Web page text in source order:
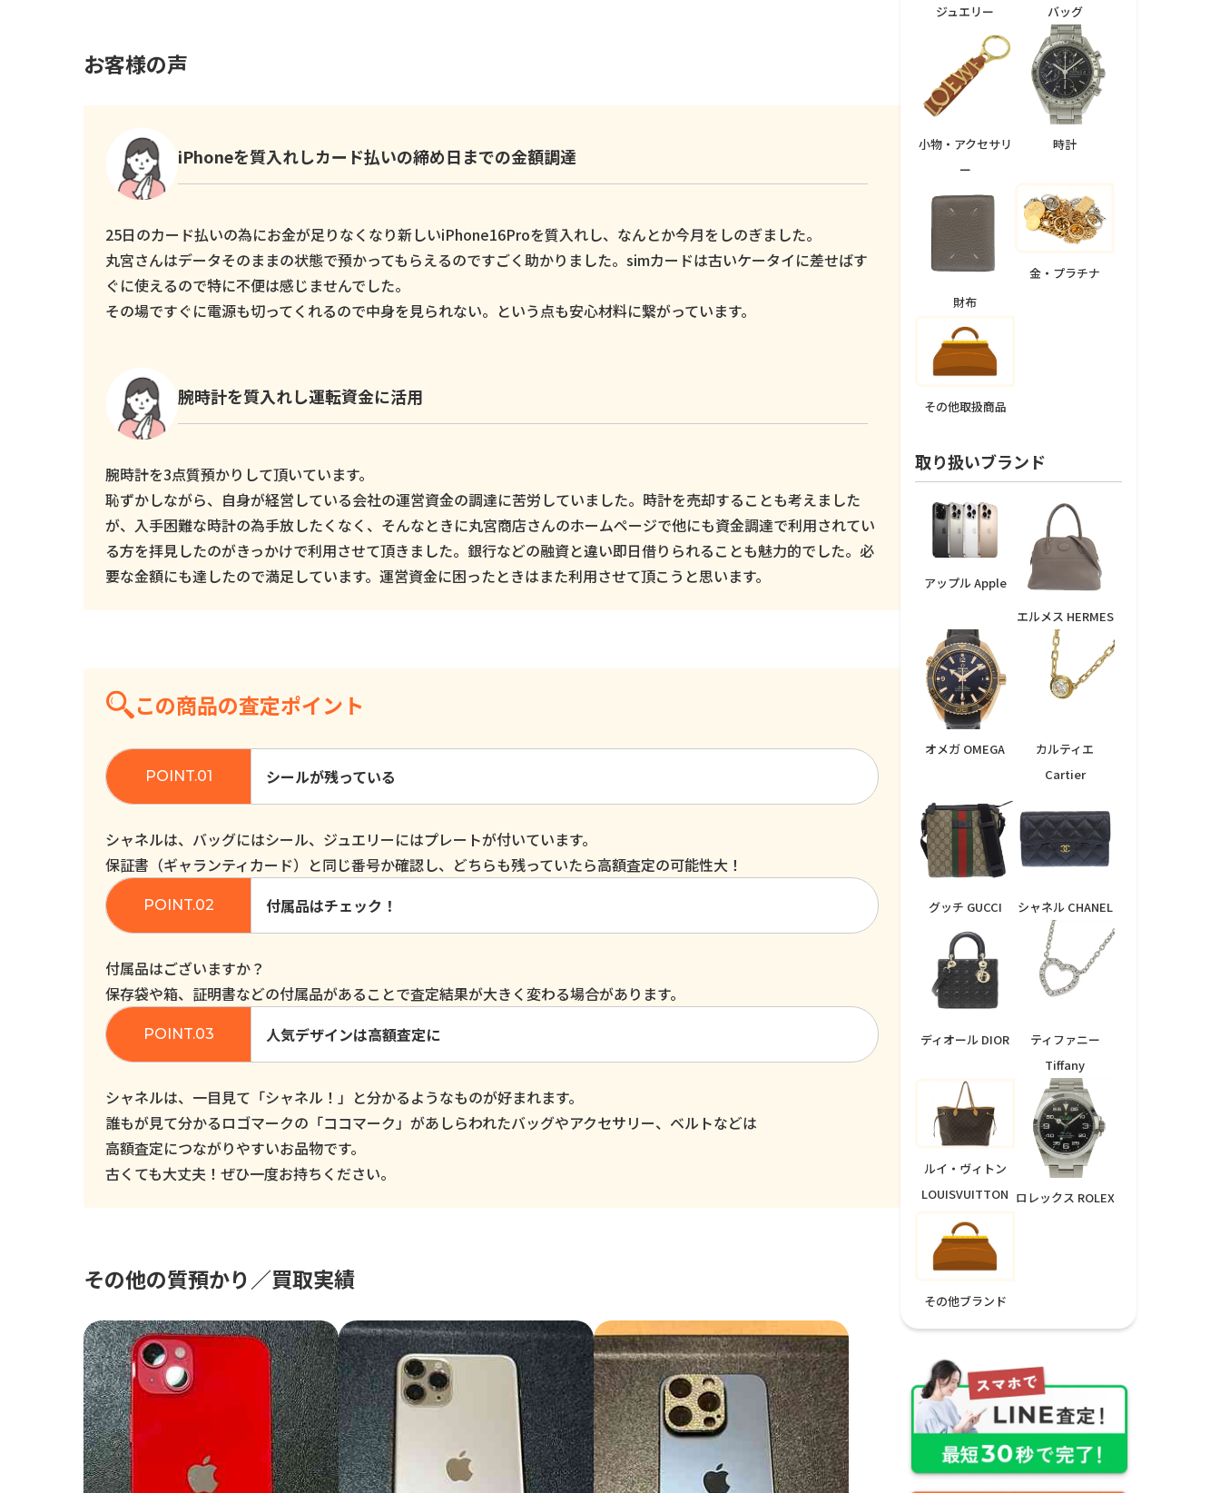
お客様の声
iPhoneを質入れしカード払いの締め日までの金額調達
25日のカード払いの為にお金が足りなくなり新しいiPhone16Proを質入れし、なんとか今月をしのぎました。
丸宮さんはデータそのままの状態で預かってもらえるのですごく助かりました。simカードは古いケータイに差せばす
ぐに使えるので特に不便は感じませんでした。
その場ですぐに電源も切ってくれるので中身を見られない。という点も安心材料に繋がっています。
腕時計を質入れし運転資金に活用
腕時計を3点質預かりして頂いています。
恥ずかしながら、自身が経営している会社の運営資金の調達に苦労していました。時計を売却することも考えました
が、入手困難な時計の為手放したくなく、そんなときに丸宮商店さんのホームページで他にも資金調達で利用されてい
る方を拝見したのがきっかけで利用させて頂きました。銀行などの融資と違い即日借りられることも魅力的でした。必
要な金額にも達したので満足しています。運営資金に困ったときはまた利用させて頂こうと思います。
この商品の査定ポイント
シールが残っている
シャネルは、バッグにはシール、ジュエリーにはプレートが付いています。
保証書（ギャランティカード）と同じ番号か確認し、どちらも残っていたら高額査定の可能性大！
付属品はチェック！
付属品はございますか？
保存袋や箱、証明書などの付属品があることで査定結果が大きく変わる場合があります。
人気デザインは高額査定に
シャネルは、一目見て「シャネル！」と分かるようなものが好まれます。
誰もが見て分かるロゴマークの「ココマーク」があしらわれたバッグやアクセサリー、ベルトなどは
高額査定につながりやすいお品物です。
古くても大丈夫！ぜひ一度お持ちください。
その他の質預かり／買取実績
ジュエリー バッグ
小物・アクセサリ
ー
時計
財布
金・プラチナ
その他取扱商品
取り扱いブランド
アップル Apple
エルメス HERMES
オメガ OMEGA
カルティエ
Cartier
グッチ GUCCI シャネル CHANEL
ディオール DIOR
ティファニー
Tiffany
ルイ・ヴィトン
LOUISVUITTON ロレックス ROLEX
その他ブランド